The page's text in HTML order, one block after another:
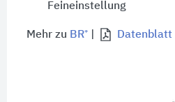
Feineinstellung
Mehr zu BR⁺| Datenblatt